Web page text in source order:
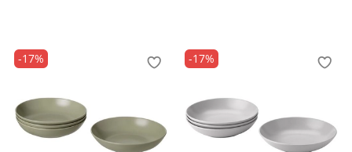
-17% -17%